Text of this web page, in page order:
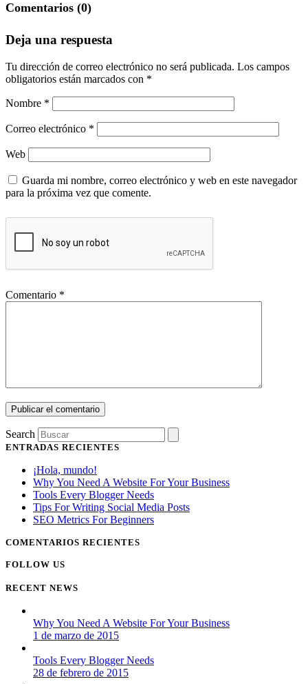
Comentarios (0)
Deja una respuesta
Tu dirección de correo electrónico no será publicada. Los campos
obligatorios están marcados con *
Nombre *
Correo electrónico *
Web
Guarda mi nombre, correo electrónico y web en este navegador
para la próxima vez que comente.
Comentario *
Search
ENTRADAS RECIENTES
¡Hola, mundo!
Why You Need A Website For Your Business
Tools Every Blogger Needs
Tips For Writing Social Media Posts
SEO Metrics For Beginners
COMENTARIOS RECIENTES
FOLLOW US
RECENT NEWS
Why You Need A Website For Your Business
1 de marzo de 2015
Tools Every Blogger Needs
28 de febrero de 2015